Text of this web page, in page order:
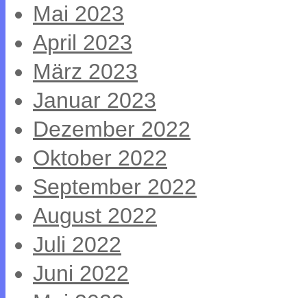
Mai 2023
April 2023
März 2023
Januar 2023
Dezember 2022
Oktober 2022
September 2022
August 2022
Juli 2022
Juni 2022